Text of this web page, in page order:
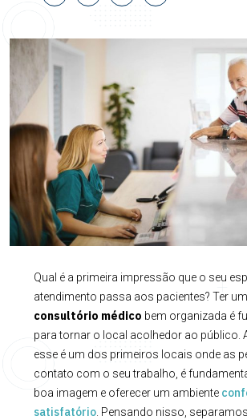
Qual é a primeira impressão que o seu
atendimento passa aos pacientes? Ter
consultório médico bem organizada é
para tornar o local acolhedor ao público.
esse é um dos primeiros locais onde as
contato com o seu trabalho, é
boa imagem e oferecer um ambiente
satisfatório. Pensando nisso,